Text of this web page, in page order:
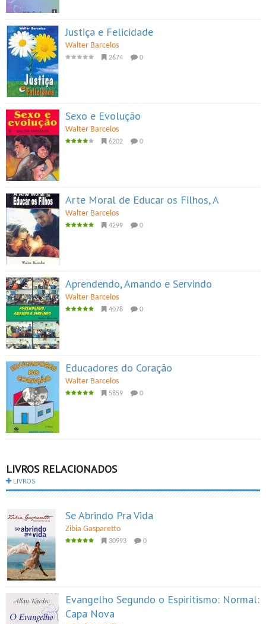
Justiça e Felicidade
Walter Barcelos
2674 0
Sexo e Evolução
Walter Barcelos
6202 0
Arte Moral de Educar os Filhos, A
Walter Barcelos
4299 0
Aprendendo, Amando e Servindo
Walter Barcelos
4078 0
Educadores do Coração
Walter Barcelos
5859 0
LIVROS RELACIONADOS
LIVROS
Se Abrindo Pra Vida
Zibia Gasparetto
30993 0
Evangelho Segundo o Espiritismo: Normal:
Capa Nova